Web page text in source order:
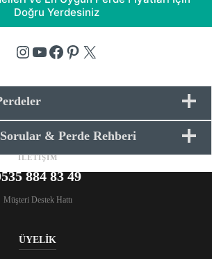
Doğru Yerdesiniz
Instagram
YouTube
Facebook
Pinterest
X
& Perde Rehberi
İLETİŞİM
884 83 49
Müşteri Destek Hattı
ÜYELİK